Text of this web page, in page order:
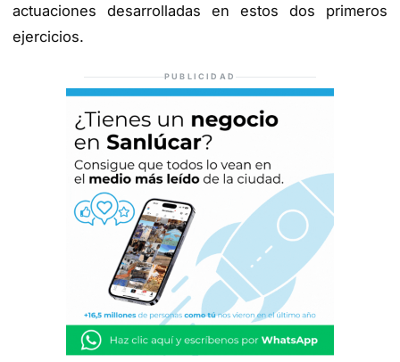
actuaciones desarrolladas en estos dos primeros
ejercicios.
PUBLICIDAD